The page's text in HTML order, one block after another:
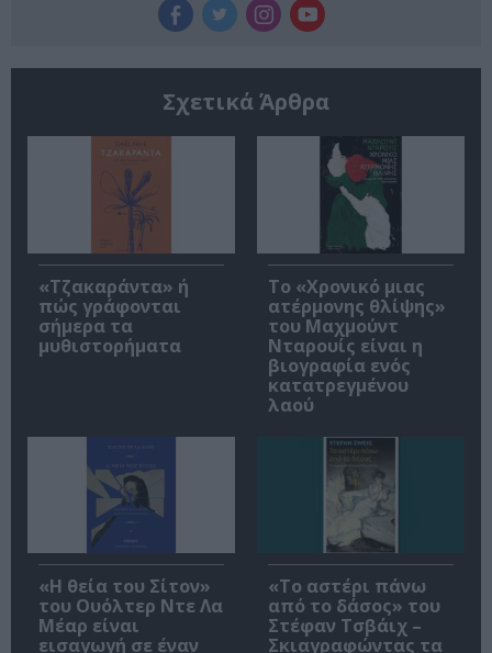
Σχετικά Άρθρα
«Τζακαράντα» ή
πώς γράφονται
σήμερα τα
μυθιστορήματα
Το «Χρονικό μιας
ατέρμονης θλίψης»
του Μαχμούντ
Νταρουίς είναι η
βιογραφία ενός
κατατρεγμένου
λαού
«Η θεία του Σίτον»
του Ουόλτερ Ντε Λα
Μέαρ είναι
εισαγωγή σε έναν
«Το αστέρι πάνω
από το δάσος» του
Στέφαν Τσβάιχ –
Σκιαγραφώντας τα